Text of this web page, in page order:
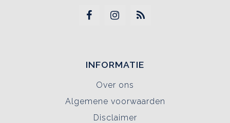
INFORMATIE
Over ons
Algemene voorwaarden
Disclaimer